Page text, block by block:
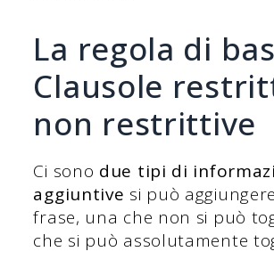
La regola di
Clausole
non restrittive
Ci sono due tipi di
aggiuntive si può
frase, una che non si può
che si può assolutamente